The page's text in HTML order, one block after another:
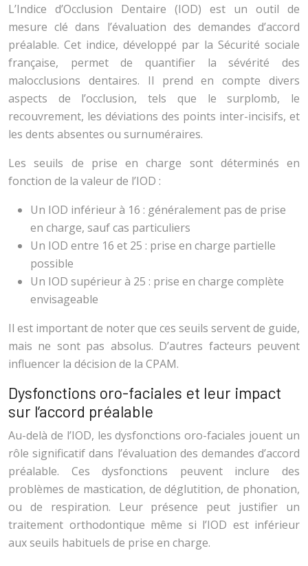
L’Indice d’Occlusion Dentaire (IOD) est un outil de
mesure clé dans l’évaluation des demandes d’accord
préalable. Cet indice, développé par la Sécurité sociale
française, permet de quantifier la sévérité des
malocclusions dentaires. Il prend en compte divers
aspects de l’occlusion, tels que le surplomb, le
recouvrement, les déviations des points inter-incisifs, et
les dents absentes ou surnuméraires.
Les seuils de prise en charge sont déterminés en
fonction de la valeur de l’IOD :
Un IOD inférieur à 16 : généralement pas de prise
en charge, sauf cas particuliers
Un IOD entre 16 et 25 : prise en charge partielle
possible
Un IOD supérieur à 25 : prise en charge complète
envisageable
Il est important de noter que ces seuils servent de guide,
mais ne sont pas absolus. D’autres facteurs peuvent
influencer la décision de la CPAM.
Dysfonctions oro-faciales et leur impact
sur l’accord préalable
Au-delà de l’IOD, les dysfonctions oro-faciales jouent un
rôle significatif dans l’évaluation des demandes d’accord
préalable. Ces dysfonctions peuvent inclure des
problèmes de mastication, de déglutition, de phonation,
ou de respiration. Leur présence peut justifier un
traitement orthodontique même si l’IOD est inférieur
aux seuils habituels de prise en charge.